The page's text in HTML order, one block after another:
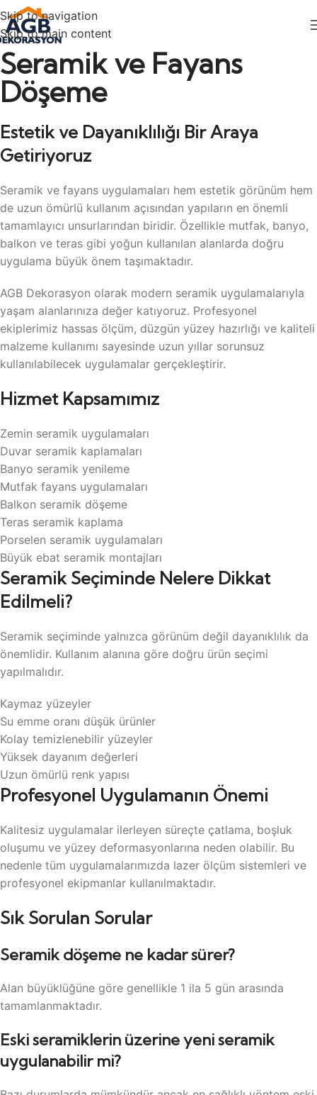
Skip to navigation
Skip to main content
Seramik ve Fayans
Döşeme
Estetik ve Dayanıklılığı Bir Araya
Getiriyoruz
Seramik ve fayans uygulamaları hem estetik görünüm hem
de uzun ömürlü kullanım açısından yapıların en önemli
tamamlayıcı unsurlarından biridir. Özellikle mutfak, banyo,
balkon ve teras gibi yoğun kullanılan alanlarda doğru
uygulama büyük önem taşımaktadır.
AGB Dekorasyon olarak modern seramik uygulamalarıyla
yaşam alanlarınıza değer katıyoruz. Profesyonel
ekiplerimiz hassas ölçüm, düzgün yüzey hazırlığı ve kaliteli
malzeme kullanımı sayesinde uzun yıllar sorunsuz
kullanılabilecek uygulamalar gerçekleştirir.
Hizmet Kapsamımız
Zemin seramik uygulamaları
Duvar seramik kaplamaları
Banyo seramik yenileme
Mutfak fayans uygulamaları
Balkon seramik döşeme
Teras seramik kaplama
Porselen seramik uygulamaları
Büyük ebat seramik montajları
Seramik Seçiminde Nelere Dikkat
Edilmeli?
Seramik seçiminde yalnızca görünüm değil dayanıklılık da
önemlidir. Kullanım alanına göre doğru ürün seçimi
yapılmalıdır.
Kaymaz yüzeyler
Su emme oranı düşük ürünler
Kolay temizlenebilir yüzeyler
Yüksek dayanım değerleri
Uzun ömürlü renk yapısı
Profesyonel Uygulamanın Önemi
Kalitesiz uygulamalar ilerleyen süreçte çatlama, boşluk
oluşumu ve yüzey deformasyonlarına neden olabilir. Bu
nedenle tüm uygulamalarımızda lazer ölçüm sistemleri ve
profesyonel ekipmanlar kullanılmaktadır.
Sık Sorulan Sorular
Seramik döşeme ne kadar sürer?
Alan büyüklüğüne göre genellikle 1 ila 5 gün arasında
tamamlanmaktadır.
Eski seramiklerin üzerine yeni seramik
uygulanabilir mi?